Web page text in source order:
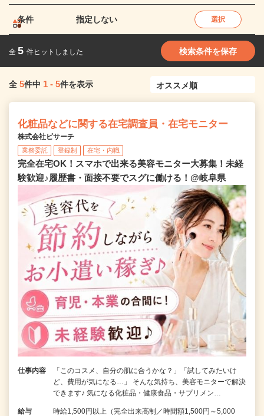
条件 指定しない 選択
全 5 件ヒットしました 検索条件を保存
全 5件中 1 - 5件を表示
化粧品などに関する在宅調査員・在宅モニター
株式会社ビサーチ
業務委託 登録制 在宅・内職
完全在宅OK！スマホで出来る美容モニター大募集！未経
験歓迎♪履歴書・面接不要でスグに働ける！@岐阜県
仕事内容
「このコスメ、自分の肌に合うかな？」「試してみたいけ
ど、費用が気になる…」 そんな気持ち、美容モニターで解決
できます♪ 気になる化粧品・健康食品・サプリメン…
給与
時給1,500円以上（完全出来高制／時間額1,500円～5,000